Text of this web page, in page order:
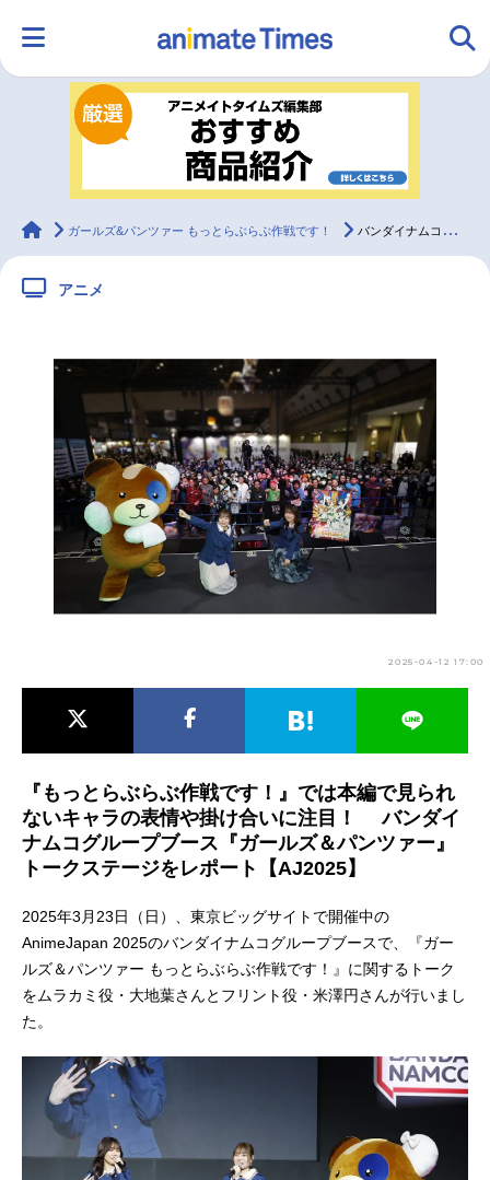
ランキング アニメ
ラジオ
配信・Vtuber トレンド
最新記事一覧
アニメ記事一覧 声優記事一覧
アニメ映画一覧 実写化映画一覧
今期アニメ曜日別一覧
男性声優/女性声優一覧
animateTimes
ガールズ&パンツァー もっとらぶらぶ作戦です！ バンダイナムコグループブース『ガールズ＆パンツァー』トークステージレポート【アニメジャパン2025】
アニメ
2025-04-12 17:00
『もっとらぶらぶ作戦です！』では本編で見られ
ないキャラの表情や掛け合いに注目！ バンダイ
ナムコグループブース『ガールズ＆パンツァー』
トークステージをレポート【AJ2025】
2025年3月23日（日）、東京ビッグサイトで開催中の
AnimeJapan 2025のバンダイナムコグループブースで、『ガー
ルズ＆パンツァー もっとらぶらぶ作戦です！』に関するトーク
をムラカミ役・大地葉さんとフリント役・米澤円さんが行いまし
た。